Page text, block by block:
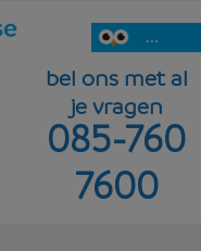
...
bel ons met al
je vragen
085-760
7600